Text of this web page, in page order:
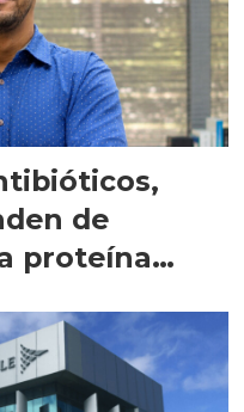
de
proteína